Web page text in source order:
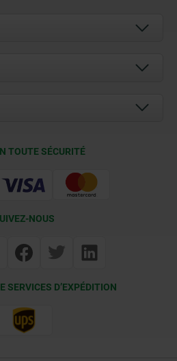
TOUTE SÉCURITÉ
NOUS
SERVICES D’EXPÉDITION